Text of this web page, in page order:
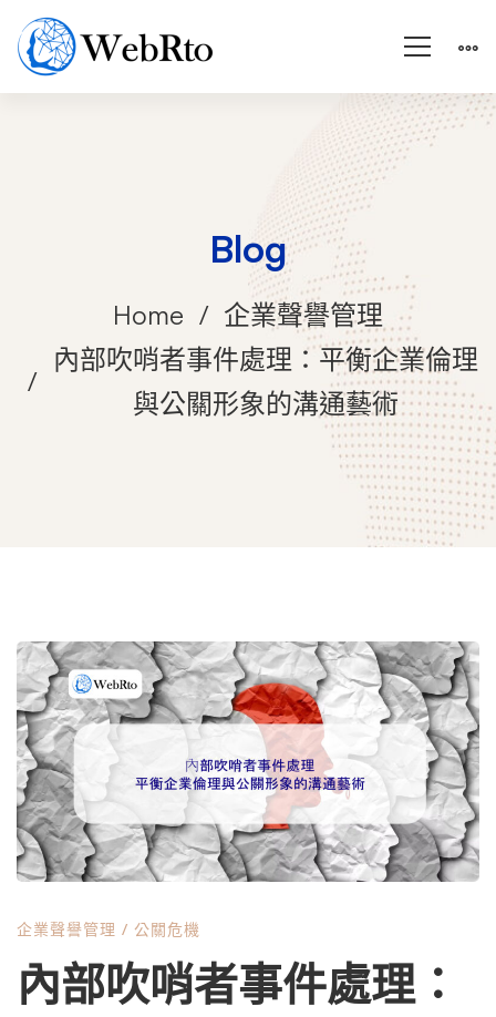
Blog
Home
企業聲譽管理
內部吹哨者事件處理：平衡企業倫理
與公關形象的溝通藝術
內
部
吹
哨
者
企業聲譽管理 / 公關危機
內部吹哨者事件處理：